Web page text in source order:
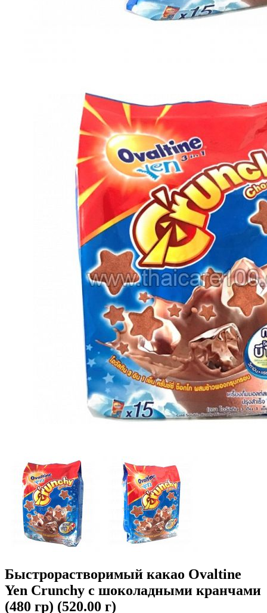
Быстрорастворимый какао Ovaltine
Yen Crunchy с шоколадными кранчами
(480 гр) (520.00 г)